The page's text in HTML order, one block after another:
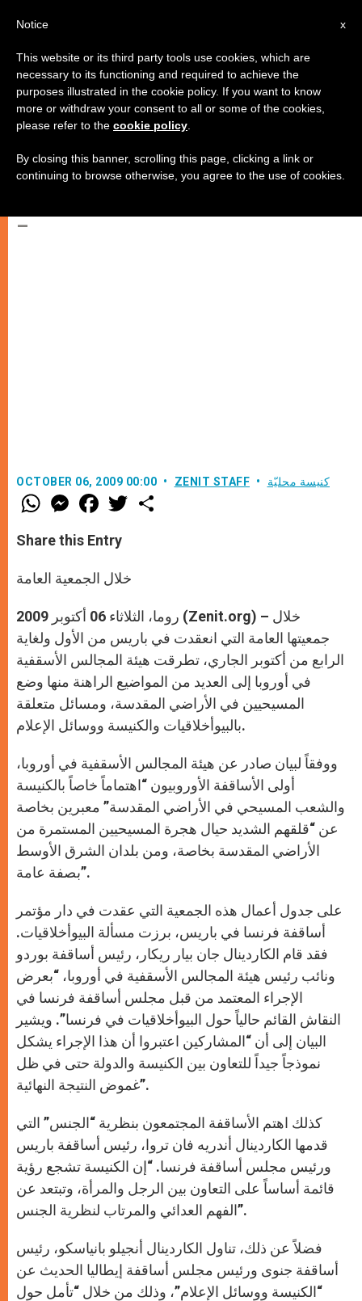
هيئة المجالس الأسقفية في أوروبا
تتطرق إلى وضع المسيحيين في
الأراضي المقدسة
–
OCTOBER 06, 2009 00:00 ZENIT STAFF كنيسة محليّة
W
h
t
s
p
p
M
e
s
e
e
F
a
e
b
k
w
Share this Entry
خلال الجمعية العامة
روما، الثلاثاء 06 أكتوبر 2009 (Zenit.org) – خلال
جمعيتها العامة التي انعقدت في باريس من الأول ولغاية
الرابع من أكتوبر الجاري، تطرقت هيئة المجالس الأسقفية
في أوروبا إلى العديد من المواضيع الراهنة منها وضع
المسيحيين في الأراضي المقدسة، ومسائل متعلقة
بالبيوأخلاقيات والكنيسة ووسائل الإعلام.
ووفقاً لبيان صادر عن هيئة المجالس الأسقفية في أوروبا،
أولى الأساقفة الأوروبيون “اهتماماً خاصاً بالكنيسة
والشعب المسيحي في الأراضي المقدسة” معبرين بخاصة
عن “قلقهم الشديد حيال هجرة المسيحيين المستمرة من
الأراضي المقدسة بخاصة، ومن بلدان الشرق الأوسط
بصفة عامة”.
على جدول أعمال هذه الجمعية التي عقدت في دار مؤتمر
أساقفة فرنسا في باريس، برزت مسألة البيوأخلاقيات.
فقد قام الكاردينال جان بيار ريكار، رئيس أساقفة بوردو
ونائب رئيس هيئة المجالس الأسقفية في أوروبا، “بعرض
الإجراء المعتمد من قبل مجلس أساقفة فرنسا في
النقاش القائم حالياً حول البيوأخلاقيات في فرنسا”. ويشير
البيان إلى أن “المشاركين اعتبروا أن هذا الإجراء يشكل
نموذجاً جيداً للتعاون بين الكنيسة والدولة حتى في ظل
غموض النتيجة النهائية”.
كذلك اهتم الأساقفة المجتمعون بنظرية “الجنس” التي
قدمها الكاردينال أندريه فان تروا، رئيس أساقفة باريس
ورئيس مجلس أساقفة فرنسا. “إن الكنيسة تشجع رؤية
قائمة أساساً على التعاون بين الرجل والمرأة، وتبتعد عن
الفهم العدائي والمرتاب لنظرية الجنس”.
فضلاً عن ذلك، تناول الكاردينال أنجيلو بانياسكو، رئيس
أساقفة جنوى ورئيس مجلس أساقفة إيطاليا الحديث عن
“الكنيسة ووسائل الإعلام”، وذلك من خلال “تأمل حول
x
Notice
This website or its third party tools use cookies, which are
necessary to its functioning and required to achieve the
purposes illustrated in the cookie policy. If you want to know
more or withdraw your consent to all or some of the cookies,
please refer to the cookie policy
By closing this banner, scrolling this page, clicking a link or
continuing to browse otherwise, you agree to the use of cookies.